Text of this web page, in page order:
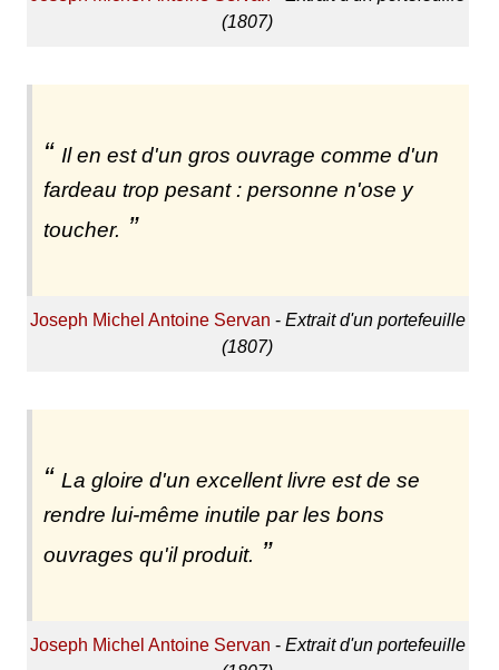
(1807)
Il en est d'un gros ouvrage comme d'un
fardeau trop pesant : personne n'ose y
toucher.
Joseph Michel Antoine Servan - Extrait d'un portefeuille
(1807)
La gloire d'un excellent livre est de se
rendre lui-même inutile par les bons
ouvrages qu'il produit.
Joseph Michel Antoine Servan - Extrait d'un portefeuille